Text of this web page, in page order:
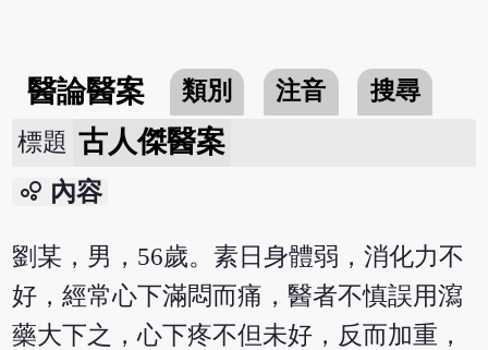
醫論醫案 類別 注音
搜尋
標題 古人傑醫案
bubble_chart 內容
劉某，男，56歲。素日身體弱，消化力不
好，經常心下滿悶而痛，醫者不慎誤用瀉
藥大下之，心下疼不但未好，反而加重，